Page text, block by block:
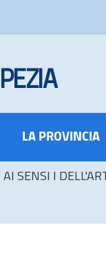
LA PROVINCIA
AI SENSI I